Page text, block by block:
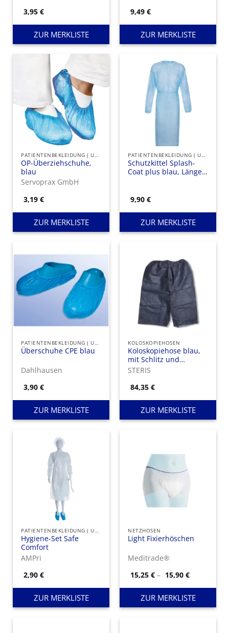
3,95€
ZUR MERKLISTE
9,49€
ZUR MERKLISTE
PATIENTENBEKLEIDUNG ( UNSTERIL )
OP-Überziehschuhe,
blau
Servoprax GmbH
3,19€
ZUR MERKLISTE
PATIENTENBEKLEIDUNG ( UNSTERIL )
Schutzkittel Splash-
Coat plus blau, Länge:
(PP/PE)
9,90€
ZUR MERKLISTE
PATIENTENBEKLEIDUNG ( UNSTERIL )
Überschuhe CPE blau
Dahlhausen
3,90€
ZUR MERKLISTE
KOLOSKOPIEHOSEN
Koloskopiehose blau,
mit Schlitz und
Taillengummi
STERIS
84,35€
ZUR MERKLISTE
PATIENTENBEKLEIDUNG ( UNSTERIL )
Hygiene-Set Safe
Comfort
AMPri
2,90€
ZUR MERKLISTE
NETZHOSEN
Light Fixierhöschen
Meditrade®
15,25€ – 15,90€
15,25 €
bis
15,90 €
ZUR MERKLISTE